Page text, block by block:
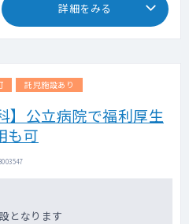
詳細をみる
託児施設あり
】公立病院で福利厚生
も可
となります